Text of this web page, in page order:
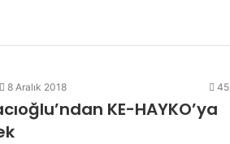
8 Aralık 2018 45
KE-HAYKO’ya